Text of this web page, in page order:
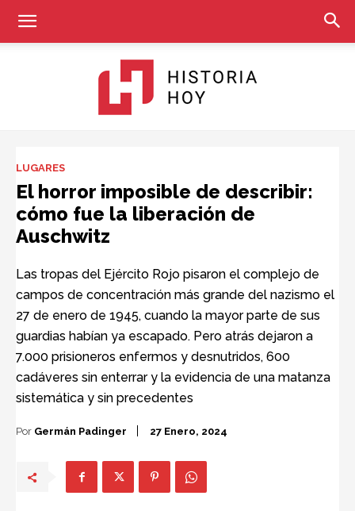
Hoy
LUGARES
El horror imposible de describir:
cómo fue la liberación de
Auschwitz
Las tropas del Ejército Rojo pisaron el complejo de
campos de concentración más grande del nazismo el
27 de enero de 1945, cuando la mayor parte de sus
guardias habían ya escapado. Pero atrás dejaron a
7.000 prisioneros enfermos y desnutridos, 600
cadáveres sin enterrar y la evidencia de una matanza
sistemática y sin precedentes
Por Germán Padinger 27 Enero, 2024